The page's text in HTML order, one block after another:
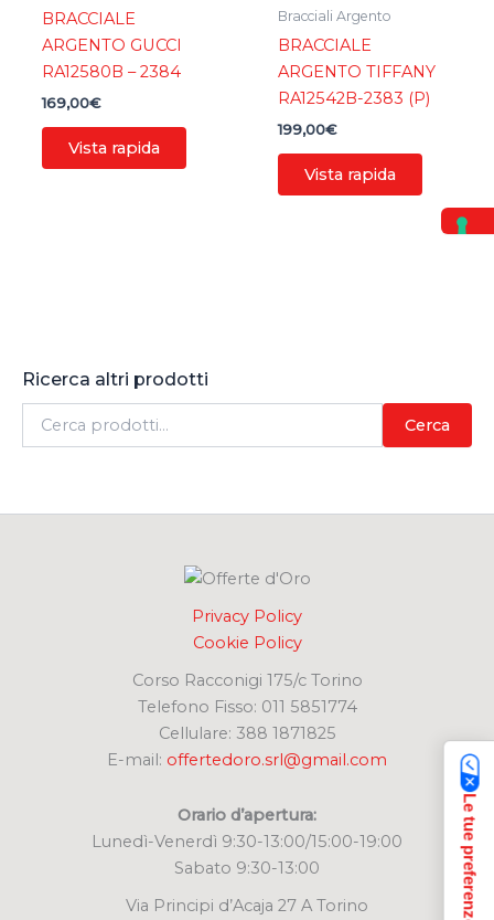
Ricerca altri prodotti
Cerca
BRACCIALE
ARGENTO GUCCI
RA12580B – 2384
169,00€
Vista rapida
Bracciali Argento
BRACCIALE
ARGENTO TIFFANY
RA12542B-2383 (P)
199,00€
Vista rapida
Privacy Policy
Cookie Policy
Corso Racconigi 175/c Torino
Telefono Fisso: 011 5851774
Cellulare: 388 1871825
E-mail: offertedoro.srl@gmail.com
Orario d’apertura:
Lunedì-Venerdì 9:30-13:00/15:00-19:00
Sabato 9:30-13:00
Via Principi d’Acaja 27 A Torino